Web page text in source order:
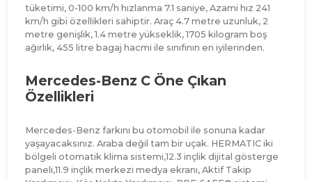
tüketimi, 0-100 km/h hızlanma 7.1 saniye, Azami hız 241
km/h gibi özellikleri sahiptir. Araç 4.7 metre uzunluk, 2
metre genişlik, 1.4 metre yükseklik, 1705 kilogram boş
ağırlık, 455 litre bagaj hacmi ile sınıfının en iyilerinden.
Mercedes-Benz C Öne Çıkan
Özellikleri
Mercedes-Benz farkını bu otomobil ile sonuna kadar
yaşayacaksınız. Araba değil tam bir uçak. HERMATIC iki
bölgeli otomatik klima sistemi,12.3 inçlik dijital gösterge
paneli,11.9 inçlik merkezi medya ekranı, Aktif Takip